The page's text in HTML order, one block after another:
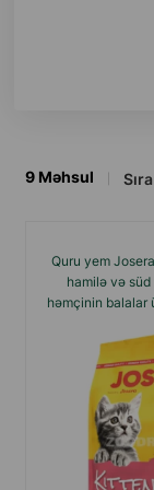
9 Məhsul
Quru yem
hamilə və
həmçinin balalar